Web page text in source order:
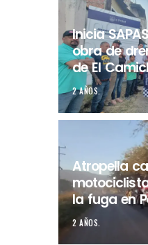
Inicia
obra de
de El
2 AÑOS.
Atropella
la fuga en
2 AÑOS.